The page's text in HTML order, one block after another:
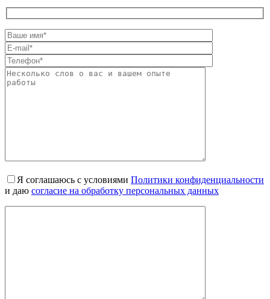
Я соглашаюсь с условиями Политики конфиденциальности
и даю согласие на обработку персональных данных